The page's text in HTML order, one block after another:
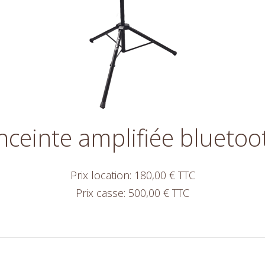
amplifiée
Prix location: 180,00 € TTC
Prix casse: 500,00 € TTC